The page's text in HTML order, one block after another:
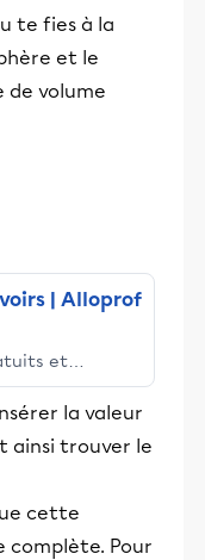
te fies à la
et le
de volume
\pi r^3}{3}
| Alloprof
et
les élèves
réussitela valeur
ainsi trouver le
cette
complète. Pour